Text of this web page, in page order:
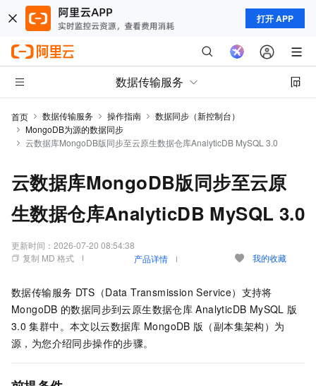
打开 APP
数据传输服务
首页 数据传输服务 操作指南
数据同步（新控制台）
MongoDB为源的数据同步
云数据库MongoDB版同步至云原生数据仓库AnalyticDB MySQL 3.0
云数据库MongoDB版同步至云原
生数据仓库AnalyticDB MySQL 3.0
更新时间： 2026-07-20 08:54:38
复制 MD 格式
产品详情 我的收藏
数据传输服务 DTS（Data Transmission Service）支持将
MongoDB 的数据同步到云原生数据仓库 AnalyticDB MySQL 版
3.0 集群中。本文以云数据库 MongoDB 版 （副本集架构）为
源，为您介绍同步操作的步骤。